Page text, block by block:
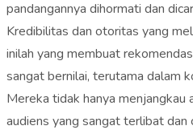
pandangannya dihormati dan
Kredibilitas dan otoritas yang
inilah yang membuat
sangat bernilai, terutama dalam
Mereka tidak hanya menjangkau
audiens yang sangat terlibat dan